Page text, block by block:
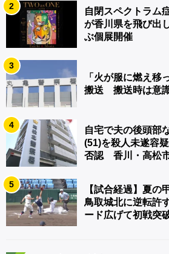
2
自閉スペクトラム
が香川県を飛び出
ぶ個展開催
3
「火が服に燃え移
搬送 搬送時は意
4
自宅で夫の後頭部
(51)を殺人未遂容
否認 香川・高松
5
【試合経過】夏
鳥取城北に逆転許
ード広げて初戦突